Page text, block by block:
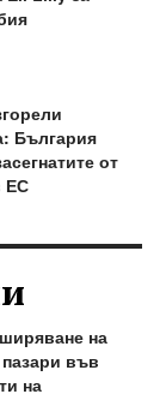
България
от
ЕС
на
във
на